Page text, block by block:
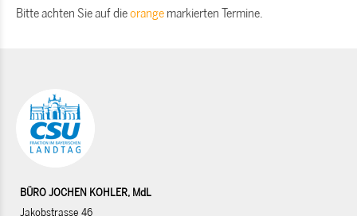
Bitte achten Sie auf dieorange markierten Termine.
BÜRO JOCHEN KOHLER, MdL
Jakobstrasse 46